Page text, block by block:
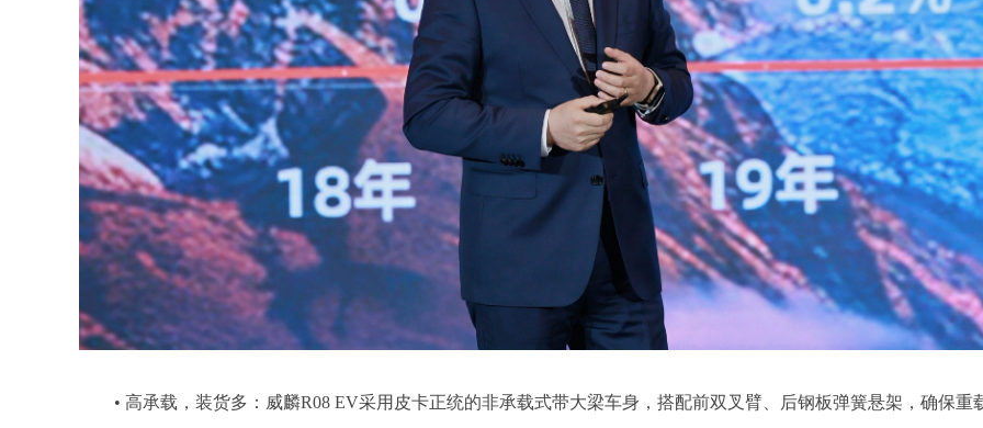
• 高承载，装货多：威麟R08 EV采用皮卡正统的非承载式带大梁车身，搭配前双叉臂、后钢板弹簧悬架，确保重